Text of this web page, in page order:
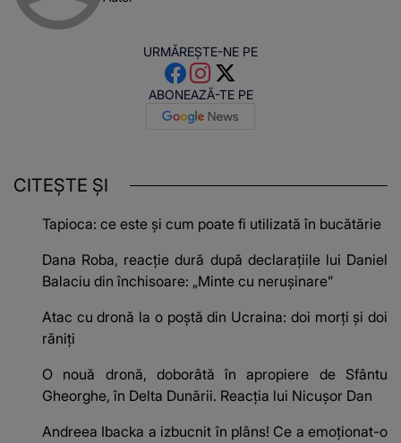
URMĂREȘTE-NE PE
ABONEAZĂ-TE PE
CITEȘTE ȘI
Tapioca: ce este și cum poate fi utilizată în bucătărie
Dana Roba, reacție dură după declarațiile lui Daniel
Balaciu din închisoare: „Minte cu nerușinare”
Atac cu dronă la o poștă din Ucraina: doi morți și doi
răniți
O nouă dronă, doborâtă în apropiere de Sfântu
Gheorghe, în Delta Dunării. Reacția lui Nicușor Dan
Andreea Ibacka a izbucnit în plâns! Ce a emoționat-o